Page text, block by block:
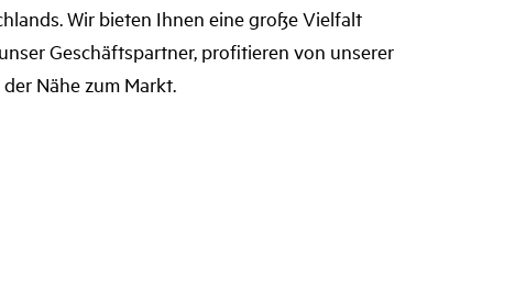
Wir bieten Ihnen eine große Vielfalt
Geschäftspartner, profitieren von unserer
Nähe zum Markt.